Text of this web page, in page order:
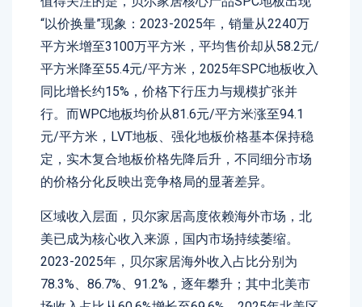
“以价换量”现象：2023-2025年，销量从2240万
平方米增至3100万平方米，平均售价却从58.2元/
平方米降至55.4元/平方米，2025年SPC地板收入
同比增长约15%，价格下行压力与规模扩张并
行。而WPC地板均价从81.6元/平方米涨至94.1
元/平方米，LVT地板、强化地板价格基本保持稳
定，实木复合地板价格先降后升，不同细分市场
的价格分化反映出竞争格局的显著差异。
区域收入层面，贝尔家居高度依赖海外市场，北
美已成为核心收入来源，国内市场持续萎缩。
2023-2025年，贝尔家居海外收入占比分别为
78.3%、86.7%、91.2%，逐年攀升；其中北美市